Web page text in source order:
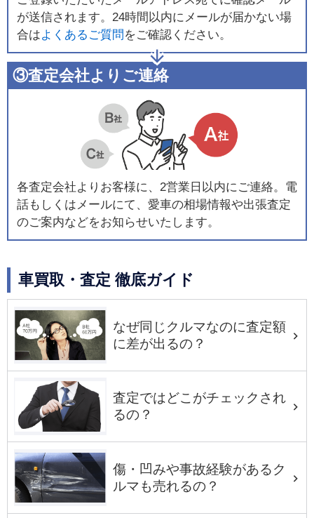
が送信されます。24時間以内にメールが届かない場
合はよくあるご質問 をご確認ください。
③査定会社よりご連絡
各査定会社よりお客様に、2営業日以内にご連絡。電
話もしくはメールにて、愛車の相場情報や出張査定
のご案内などをお知らせいたします。
車買取・査定 徹底ガイド
なぜ同じクルマなのに査定額
に差が出るの？
査定ではどこがチェックされ
るの？
傷・凹みや事故経験があるク
ルマも売れるの？